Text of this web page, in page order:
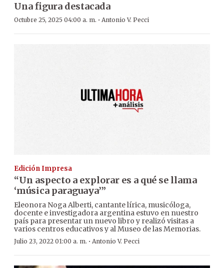
Una figura destacada
Octubre 25, 2025 04:00 a. m. · Antonio V. Pecci
Edición Impresa
“Un aspecto a explorar es a qué se llama
‘música paraguaya’”
Eleonora Noga Alberti, cantante lírica, musicóloga,
docente e investigadora argentina estuvo en nuestro
país para presentar un nuevo libro y realizó visitas a
varios centros educativos y al Museo de las Memorias.
Julio 23, 2022 01:00 a. m. · Antonio V. Pecci